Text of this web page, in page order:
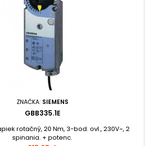
ZNAČKA: SIEMENS
GBB335.1E
rotačný, 20 Nm, 3-bod. ovl., 230V~, 2
spinania. + potenc.